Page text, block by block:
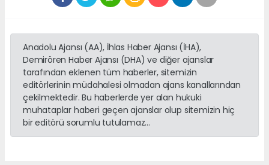
Anadolu Ajansı (AA), İhlas Haber Ajansı (İHA),
Demirören Haber Ajansı (DHA) ve diğer ajanslar
tarafından eklenen tüm haberler, sitemizin
editörlerinin müdahalesi olmadan ajans kanallarından
çekilmektedir. Bu haberlerde yer alan hukuki
muhataplar haberi geçen ajanslar olup sitemizin hiç
bir editörü sorumlu tutulamaz...